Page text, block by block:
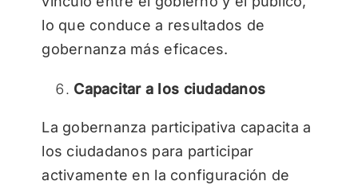
lo que conduce a resultados de
gobernanza más eficaces.
Capacitar a los ciudadanos
La gobernanza participativa capacita a
los ciudadanos para participar
activamente en la configuración de